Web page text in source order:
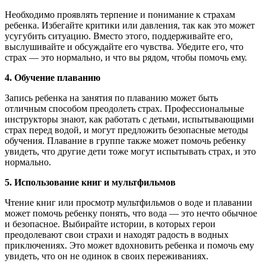
Необходимо проявлять терпение и понимание к страхам
ребенка. Избегайте критики или давления, так как это может
усугубить ситуацию. Вместо этого, поддерживайте его,
выслушивайте и обсуждайте его чувства. Убедите его, что
страх — это нормально, и что вы рядом, чтобы помочь ему.
4. Обучение плаванию
Запись ребенка на занятия по плаванию может быть
отличным способом преодолеть страх. Профессиональные
инструкторы знают, как работать с детьми, испытывающими
страх перед водой, и могут предложить безопасные методы
обучения. Плавание в группе также может помочь ребенку
увидеть, что другие дети тоже могут испытывать страх, и это
нормально.
5. Использование книг и мультфильмов
Чтение книг или просмотр мультфильмов о воде и плавании
может помочь ребенку понять, что вода — это нечто обычное
и безопасное. Выбирайте истории, в которых герои
преодолевают свои страхи и находят радость в водных
приключениях. Это может вдохновить ребенка и помочь ему
увидеть, что он не одинок в своих переживаниях.